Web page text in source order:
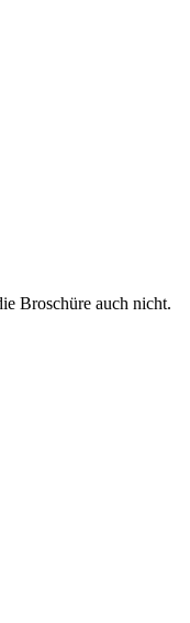
Broschüre auch nicht.